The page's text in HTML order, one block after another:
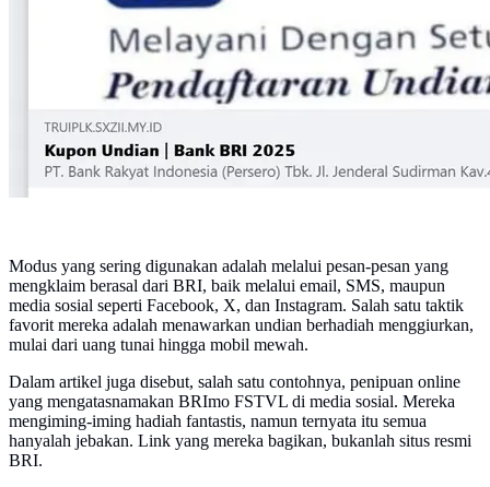
Modus yang sering digunakan adalah melalui pesan-pesan yang
mengklaim berasal dari BRI, baik melalui email, SMS, maupun
media sosial seperti Facebook, X, dan Instagram. Salah satu taktik
favorit mereka adalah menawarkan undian berhadiah menggiurkan,
mulai dari uang tunai hingga mobil mewah.
Dalam artikel juga disebut, salah satu contohnya, penipuan online
yang mengatasnamakan BRImo FSTVL di media sosial. Mereka
mengiming-iming hadiah fantastis, namun ternyata itu semua
hanyalah jebakan. Link yang mereka bagikan, bukanlah situs resmi
BRI.